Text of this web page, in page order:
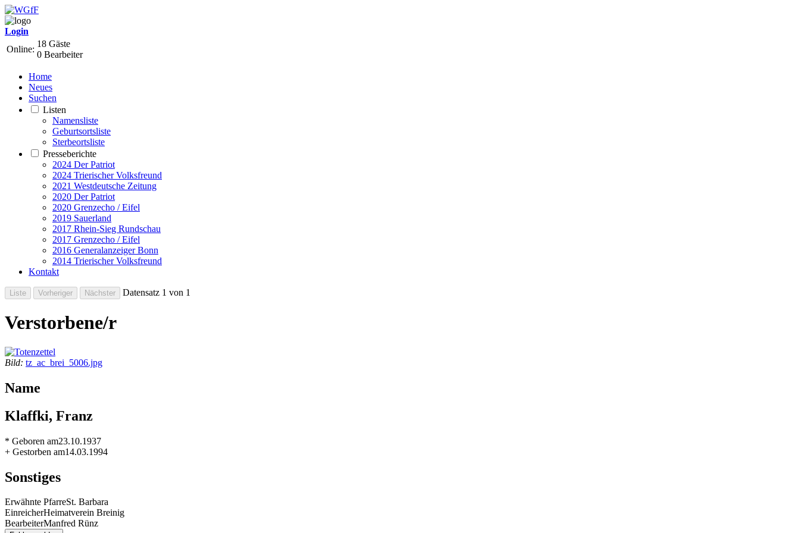
Login
Online:
18 Gäste
0 Bearbeiter
Home
Neues
Suchen
Listen
Namensliste
Geburtsortsliste
Sterbeortsliste
Presseberichte
2024 Der Patriot
2024 Trierischer Volksfreund
2021 Westdeutsche Zeitung
2020 Der Patriot
2020 Grenzecho / Eifel
2019 Sauerland
2017 Rhein-Sieg Rundschau
2017 Grenzecho / Eifel
2016 Generalanzeiger Bonn
2014 Trierischer Volksfreund
Kontakt
Datensatz 1 von 1
Verstorbene/r
Bild: tz_ac_brei_5006.jpg
Name
Klaffki, Franz
* Geboren am23.10.1937
+ Gestorben am14.03.1994
Sonstiges
Erwähnte PfarreSt. Barbara
EinreicherHeimatverein Breinig
BearbeiterManfred Rünz